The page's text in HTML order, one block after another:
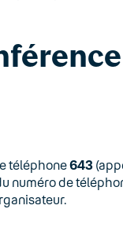
téléphone643
numéro de